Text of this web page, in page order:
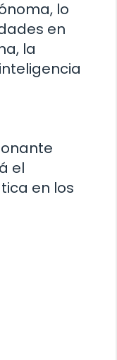
lo
en
la
el
en los